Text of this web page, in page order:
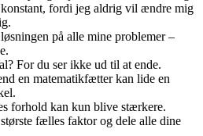
fordi jeg aldrig vil ændre mig
på alle mine problemer –
For du ser ikke ud til at ende.
en matematikfætter kan lide en
forhold kan kun blive stærkere.
fælles faktor og dele alle dine